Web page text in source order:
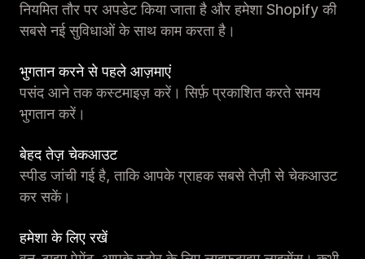
नियमित तौर पर अपडेट किया जाता है और हमेशा Shopify की
सबसे नई सुविधाओं के साथ काम करता है।
भुगतान करने से पहले आज़माएं
पसंद आने तक कस्टमाइज़ करें। सिर्फ़ प्रकाशित करते समय
भुगतान करें।
बेहद तेज़ चेकआउट
स्पीड जांची गई है, ताकि आपके ग्राहक सबसे तेज़ी से चेकआउट
कर सकें।
हमेशा के लिए रखें